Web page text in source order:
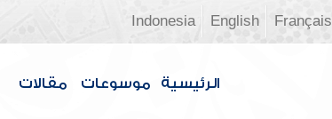
Français
English
Indonesia
الرئيسية موسوعات مقالات